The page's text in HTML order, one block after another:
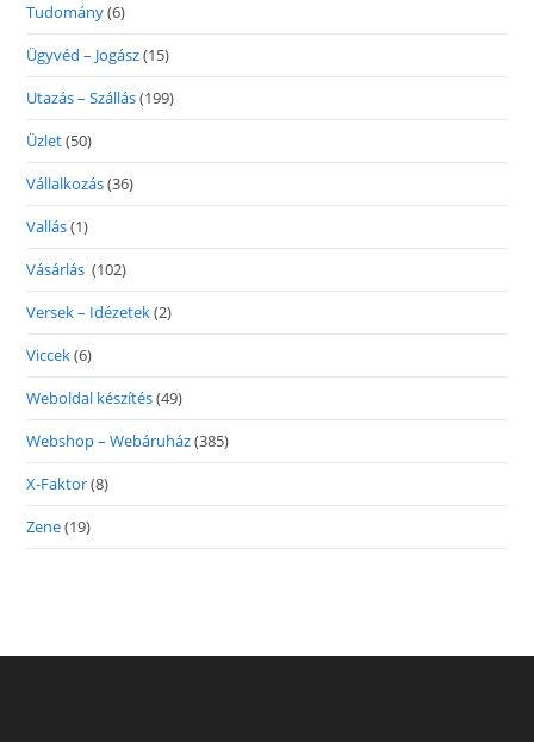
Tudomány(6)
Ügyvéd – Jogász(15)
Utazás – Szállás(199)
Üzlet(50)
Vállalkozás(36)
Vallás(1)
Vásárlás (102)
Versek – Idézetek(2)
Viccek(6)
Weboldal készítés(49)
Webshop – Webáruház(385)
X-Faktor(8)
Zene(19)